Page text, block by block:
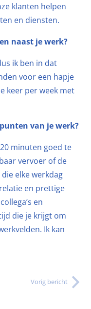
klanten helpen
en diensten.
naast je werk?
ik ben in dat
voor een hapje
keer per week met
van je werk?
minuten goed te
vervoer of de
elke werkdag
en prettige
en
die je krijgt om
Ik kan
Vorig bericht